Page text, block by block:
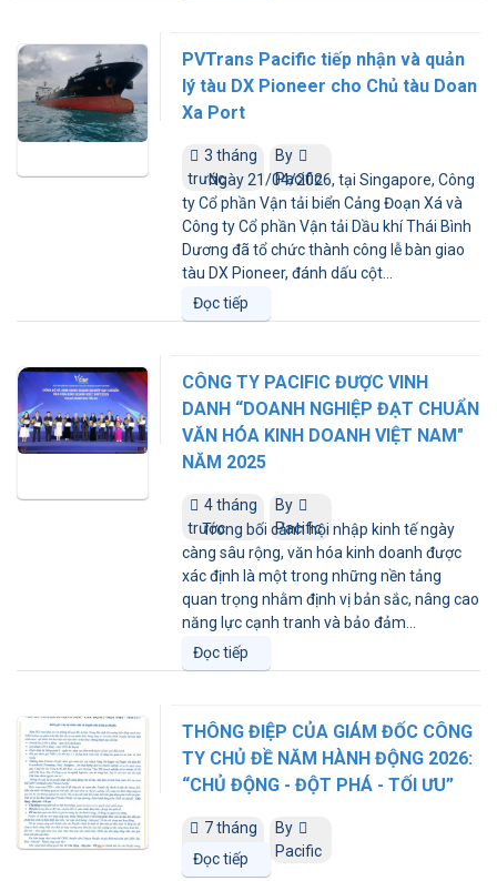
3 tháng
trước
By
Pacific
PVTrans Pacific tiếp nhận và quản
lý tàu DX Pioneer cho Chủ tàu Doan
Xa Port
Ngày 21/04/2026, tại Singapore, Công
ty Cổ phần Vận tải biển Cảng Đoạn Xá và
Công ty Cổ phần Vận tải Dầu khí Thái Bình
Dương đã tổ chức thành công lễ bàn giao
tàu DX Pioneer, đánh dấu cột...
Đọc tiếp
4 tháng
trước
By
Pacific
CÔNG TY PACIFIC ĐƯỢC VINH
DANH “DOANH NGHIỆP ĐẠT CHUẨN
VĂN HÓA KINH DOANH VIỆT NAM"
NĂM 2025
Trong bối cảnh hội nhập kinh tế ngày
càng sâu rộng, văn hóa kinh doanh được
xác định là một trong những nền tảng
quan trọng nhằm định vị bản sắc, nâng cao
năng lực cạnh tranh và bảo đảm...
Đọc tiếp
7 tháng
trước
By
Pacific
THÔNG ĐIỆP CỦA GIÁM ĐỐC CÔNG
TY CHỦ ĐỀ NĂM HÀNH ĐỘNG 2026:
“CHỦ ĐỘNG - ĐỘT PHÁ - TỐI ƯU”
Đọc tiếp